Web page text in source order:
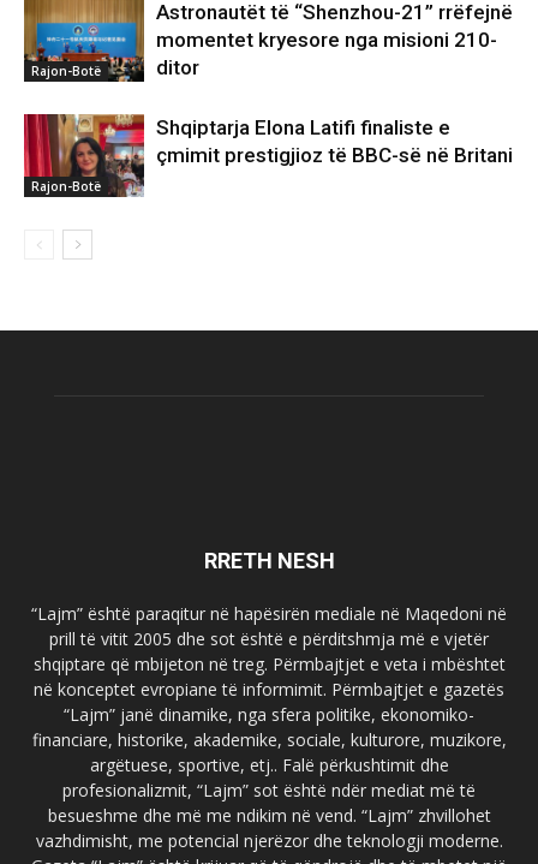
Rajon-Botë
Astronautët të “Shenzhou-21” rrëfejnë
momentet kryesore nga misioni 210-
ditor
Rajon-Botë
Shqiptarja Elona Latifi finaliste e
çmimit prestigjioz të BBC-së në Britani
RRETH NESH
“Lajm” është paraqitur në hapësirën mediale në Maqedoni në
prill të vitit 2005 dhe sot është e përditshmja më e vjetër
shqiptare që mbijeton në treg. Përmbajtjet e veta i mbështet
në konceptet evropiane të informimit. Përmbajtjet e gazetës
“Lajm” janë dinamike, nga sfera politike, ekonomiko-
financiare, historike, akademike, sociale, kulturore, muzikore,
argëtuese, sportive, etj.. Falë përkushtimit dhe
profesionalizmit, “Lajm” sot është ndër mediat më të
besueshme dhe më me ndikim në vend. “Lajm” zhvillohet
vazhdimisht, me potencial njerëzor dhe teknologji moderne.